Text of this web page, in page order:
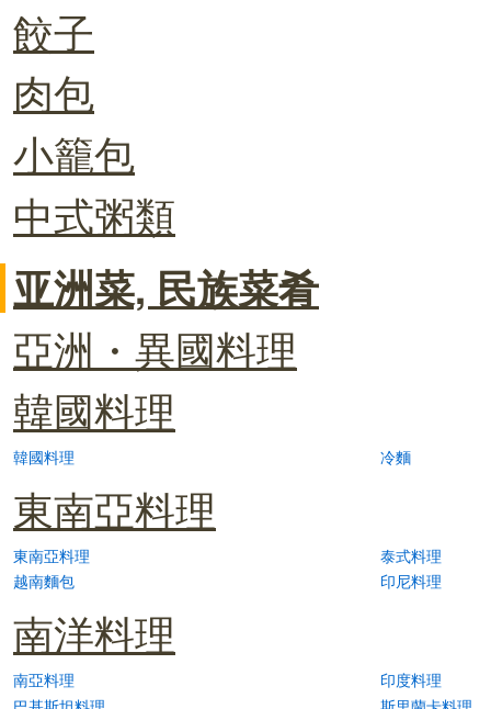
餃子
肉包
小籠包
中式粥類
亚洲菜, 民族菜肴
亞洲・異國料理
韓國料理
韓國料理 冷麵
東南亞料理
東南亞料理
泰式料理
越南麵包
印尼料理
南洋料理
南亞料理
印度料理